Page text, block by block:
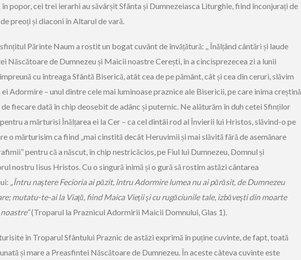
popor, cei trei ierarhi au săvârșit Sfânta și Dumnezeiasca Liturghie, fiind înconjurați de
preoți și diaconi în Altarul de vară.
Părinte Naum a rostit un bogat cuvânt de învățătură: ,, Înălțând cântări și laude
Născătoare de Dumnezeu și Maicii noastre Cerești, în a cincisprezecea zi a lunii
cu întreaga Sfântă Biserică, atât cea de pe pământ, cât și cea din ceruri, slăvim
Adormire – unul dintre cele mai luminoase praznice ale Bisericii, pe care inima creștină
fiecare dată în chip deosebit de adânc și puternic. Ne alăturăm în duh cetei Sfinților
a mărturisi Înălțarea ei la Cer – ca cel dintâi rod al Învierii lui Hristos, slăvind-o pe
o mărturisim ca fiind „mai cinstită decât Heruvimii și mai slăvită fără de asemănare
pentru că a născut, în chip nestricăcios, pe Fiul lui Dumnezeu, Domnul și
nostru Iisus Hristos. Cu o singură inimă și o gură să rostim astăzi cântarea
„Întru naştere Fecioria ai păzit, întru Adormire lumea nu ai părăsit, de Dumnezeu
mutatu-te-ai la Viaţă, fiind Maica Vieţii şi cu rugăciunile tale, izbăveşti din moarte
(Troparul la Praznicul Adormirii Maicii Domnului, Glas 1).
în Troparul Sfântului Praznic de astăzi exprimă în puține cuvinte, de fapt, toată
și mare a Preasfintei Născătoare de Dumnezeu. În aceste câteva cuvinte este